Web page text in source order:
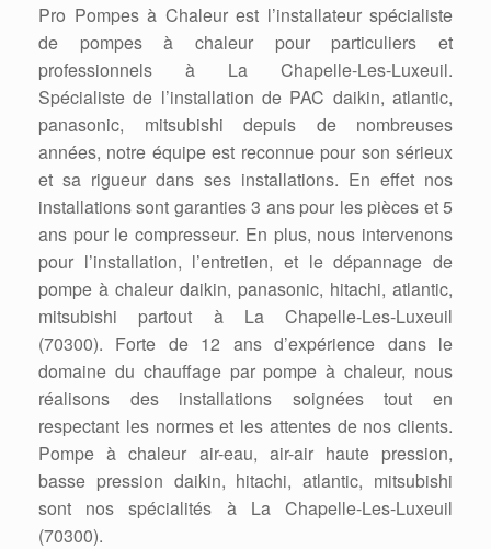
Pro Pompes à Chaleur est l’installateur spécialiste
de pompes à chaleur pour particuliers et
professionnels à La Chapelle-Les-Luxeuil.
Spécialiste de l’installation de PAC daikin, atlantic,
panasonic, mitsubishi depuis de nombreuses
années, notre équipe est reconnue pour son sérieux
et sa rigueur dans ses installations. En effet nos
installations sont garanties 3 ans pour les pièces et 5
ans pour le compresseur. En plus, nous intervenons
pour l’installation, l’entretien, et le dépannage de
pompe à chaleur daikin, panasonic, hitachi, atlantic,
mitsubishi partout à La Chapelle-Les-Luxeuil
(70300). Forte de 12 ans d’expérience dans le
domaine du chauffage par pompe à chaleur, nous
réalisons des installations soignées tout en
respectant les normes et les attentes de nos clients.
Pompe à chaleur air-eau, air-air haute pression,
basse pression daikin, hitachi, atlantic, mitsubishi
sont nos spécialités à La Chapelle-Les-Luxeuil
(70300).